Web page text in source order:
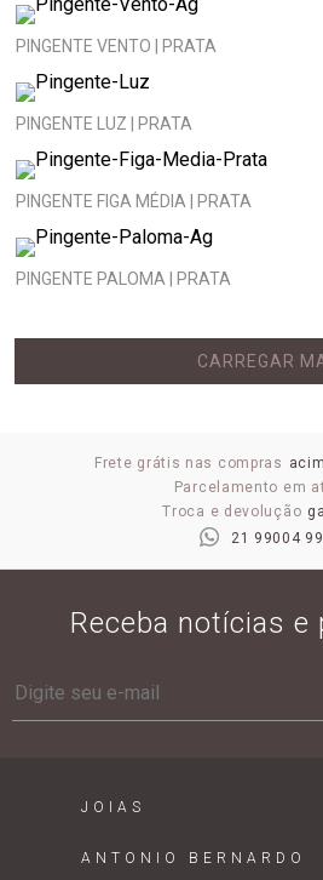
PINGENTE VENTO | PRATA
PINGENTE LUZ | PRATA
PINGENTE FIGA MÉDIA | PRATA
PINGENTE PALOMA | PRATA
CARREGAR
Frete grátis nas compras
Parcelamento em
Troca e devolução
21 99004
Receba notícias e
JOIAS
ANTONIO BERNARDO